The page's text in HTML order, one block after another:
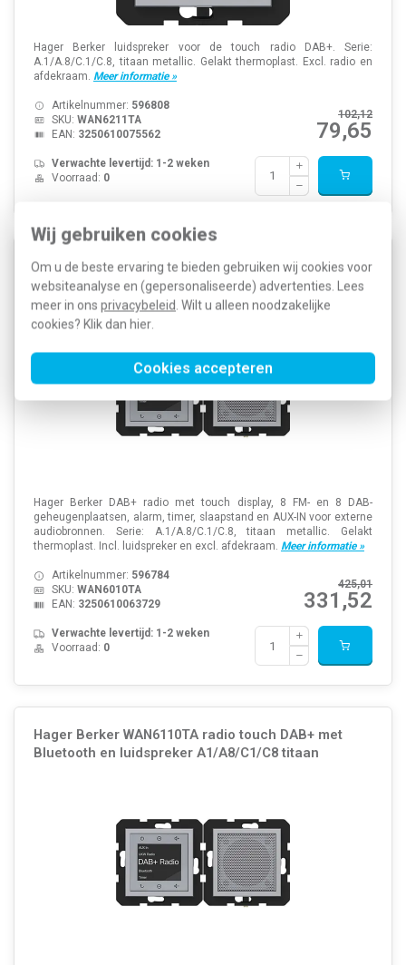
Wij gebruiken cookies
Om u de beste ervaring te bieden gebruiken wij cookies voor
websiteanalyse en (gepersonaliseerde) advertenties. Lees
meer in ons privacybeleid . Wilt u alleen noodzakelijke
cookies? Klik dan hier
Cookies accepteren
Hager Berker luidspreker voor de touch radio DAB+. Serie:
A.1/A.8/C.1/C.8, titaan metallic. Gelakt thermoplast. Excl. radio en
afdekraam. Meer informatie »
102,12
79,65
Artikelnummer: 596808
SKU: WAN6211TA
EAN: 3250610075562
Verwachte levertijd: 1-2 weken
Voorraad: 0
Hager Berker WAN6010TA radio touch DAB+ met
luidspreker A1/A8/C1/C8 titaan
Hager Berker DAB+ radio met touch display, 8 FM- en 8 DAB-
geheugenplaatsen, alarm, timer, slaapstand en AUX-IN voor externe
audiobronnen. Serie: A.1/A.8/C.1/C.8, titaan metallic. Gelakt
thermoplast. Incl. luidspreker en excl. afdekraam. Meer informatie »
425,01
331,52
Artikelnummer: 596784
SKU: WAN6010TA
EAN: 3250610063729
Verwachte levertijd: 1-2 weken
Voorraad: 0
Hager Berker WAN6110TA radio touch DAB+ met
Bluetooth en luidspreker A1/A8/C1/C8 titaan